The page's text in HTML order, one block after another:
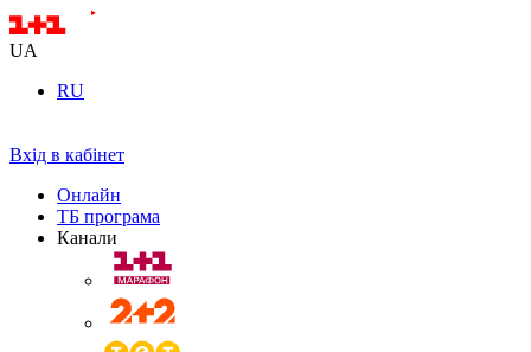
UA
RU
Вхід в кабінет
Онлайн
ТБ програма
Канали